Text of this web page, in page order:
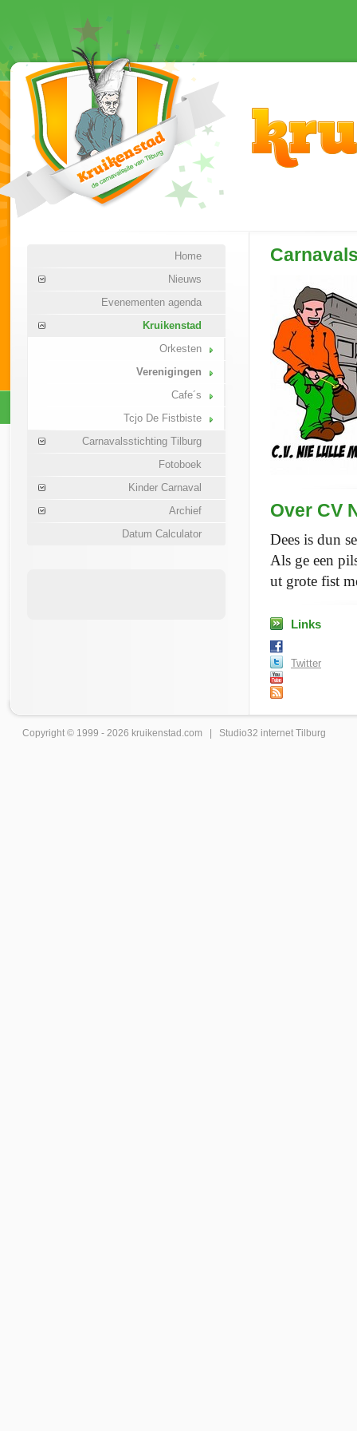
Home
Nieuws
Evenementen agenda
Kruikenstad
Orkesten
Verenigingen
Cafe´s
Tcjo De Fistbiste
Carnavalsstichting Tilburg
Fotoboek
Kinder Carnaval
Archief
Datum Calculator
Over CV
Dees is dun
Als ge een
ut grote fist
Links
Twitter
Copyright © 1999 - 2026 kruikenstad .com | Studio32 internet Tilburg